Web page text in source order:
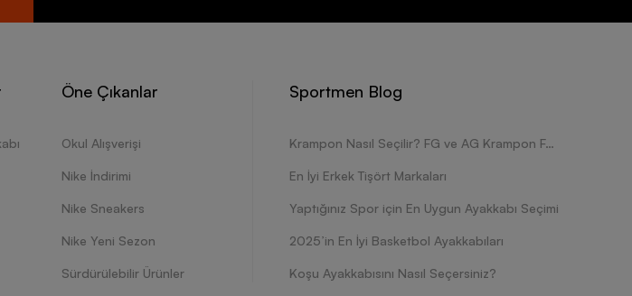
Öne Çıkanlar
Okul Alışverişi
Nike İndirimi
Nike Sneakers
Nike Yeni Sezon
Sürdürülebilir Ürünler
Sportmen Blog
Krampon Nasıl Seçilir? FG ve AG Krampon Farkları Nelerdir?
En İyi Erkek Tişört Markaları
Yaptığınız Spor için En Uygun Ayakkabı Seçimi
2025’in En İyi Basketbol Ayakkabıları
Koşu Ayakkabısını Nasıl Seçersiniz?